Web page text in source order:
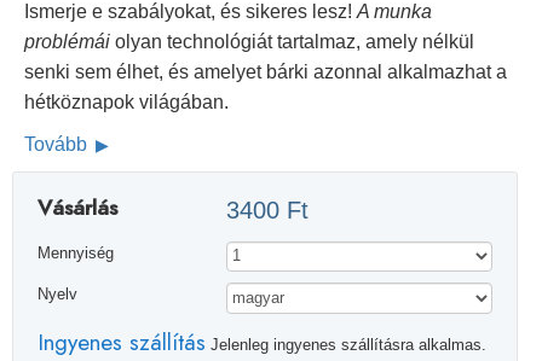
Ismerje e szabályokat, és sikeres lesz! A munka
problémái olyan technológiát tartalmaz, amely nélkül
senki sem élhet, és amelyet bárki azonnal alkalmazhat a
hétköznapok világában.
Tovább
Vásárlás 3400 Ft
Mennyiség
Nyelv
Ingyenes szállítás Jelenleg ingyenes szállításra alkalmas.